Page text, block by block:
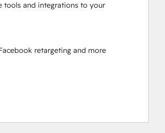
tools and integrations to your
retargeting and more